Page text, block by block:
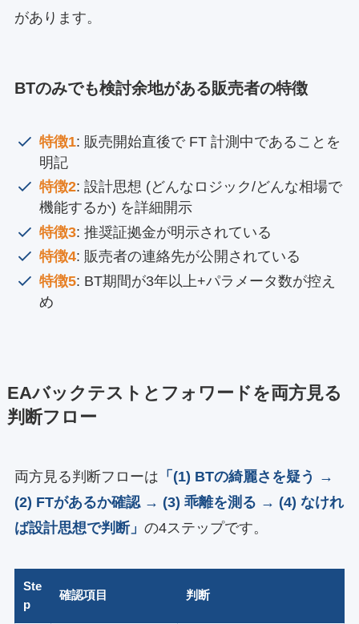
があります。
BTのみでも検討余地がある販売者の特徴
特徴1: 販売開始直後で FT 計測中であることを
明記
特徴2: 設計思想 (どんなロジック/どんな相場で
機能するか) を詳細開示
特徴3: 推奨証拠金が明示されている
特徴4: 販売者の連絡先が公開されている
特徴5: BT期間が3年以上+パラメータ数が控え
め
EAバックテストとフォワードを両方見る
判断フロー
両方見る判断フローは 「(1) BTの綺麗さを疑う →
(2) FTがあるか確認 → (3) 乖離を測る → (4) なけれ
ば設計思想で判断」 の4ステップです。
Ste
p
確認項目 判断